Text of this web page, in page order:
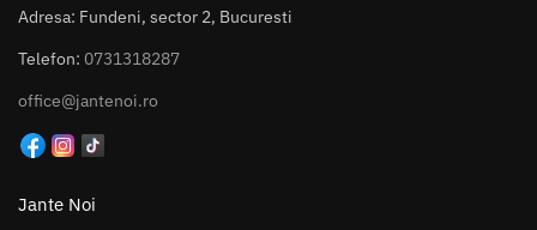
Adresa: Fundeni, sector 2, Bucuresti
Telefon: 0731318287
office@jantenoi.ro
Jante Noi